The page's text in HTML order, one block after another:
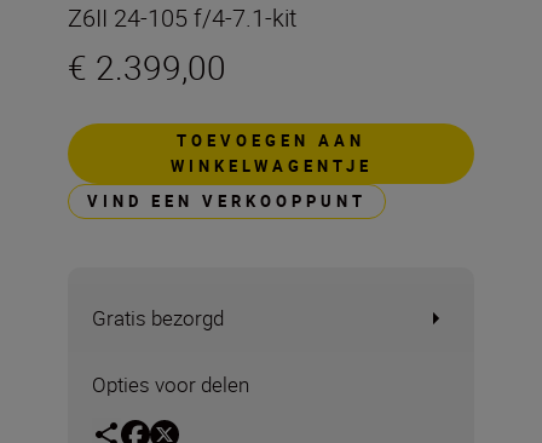
Z6II 24-105 f/4-7.1-kit
€ 2.399,00
TOEVOEGEN AAN
WINKELWAGENTJE
VIND EEN VERKOOPPUNT
Gratis bezorgd
Opties voor delen